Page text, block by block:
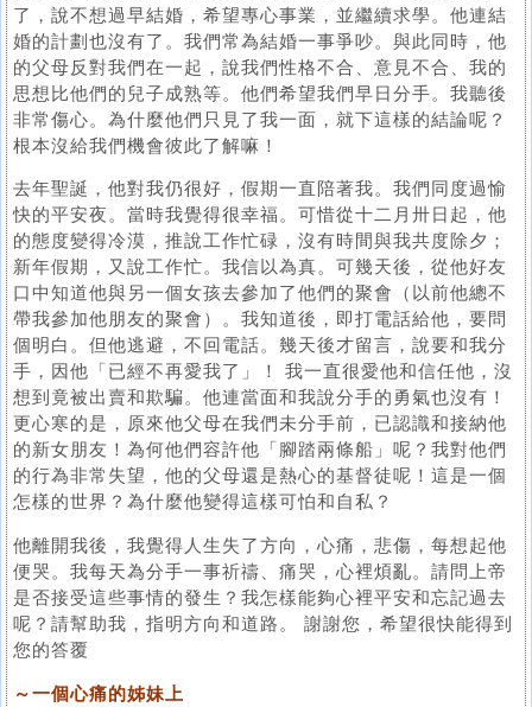
了，說不想過早結婚，希望專心事業，並繼續求學。他連結
婚的計劃也沒有了。我們常為結婚一事爭吵。與此同時，他
的父母反對我們在一起，說我們性格不合、意見不合、我的
思想比他們的兒子成熟等。他們希望我們早日分手。我聽後
非常傷心。為什麼他們只見了我一面，就下這樣的結論呢？
根本沒給我們機會彼此了解嘛！
去年聖誕，他對我仍很好，假期一直陪著我。我們同度過愉
快的平安夜。當時我覺得很幸福。可惜從十二月卅日起，他
的態度變得冷漠，推說工作忙碌，沒有時間與我共度除夕；
新年假期，又說工作忙。我信以為真。可幾天後，從他好友
口中知道他與另一個女孩去參加了他們的聚會（以前他總不
帶我參加他朋友的聚會）。我知道後，即打電話給他，要問
個明白。但他逃避，不回電話。幾天後才留言，說要和我分
手，因他「已經不再愛我了」！ 我一直很愛他和信任他，沒
想到竟被出賣和欺騙。他連當面和我說分手的勇氣也沒有！
更心寒的是，原來他父母在我們未分手前，已認識和接納他
的新女朋友！為何他們容許他「腳踏兩條船」呢？我對他們
的行為非常失望，他的父母還是熱心的基督徒呢！這是一個
怎樣的世界？為什麼他變得這樣可怕和自私？
他離開我後，我覺得人生失了方向，心痛，悲傷，每想起他
便哭。我每天為分手一事祈禱、痛哭，心裡煩亂。請問上帝
是否接受這些事情的發生？我怎樣能夠心裡平安和忘記過去
呢？請幫助我，指明方向和道路。 謝謝您，希望很快能得到
您的答覆
～一個心痛的姊妹上